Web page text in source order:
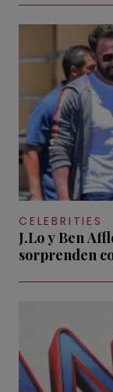
CELEBRITIES
J.Lo y Ben
sorprenden